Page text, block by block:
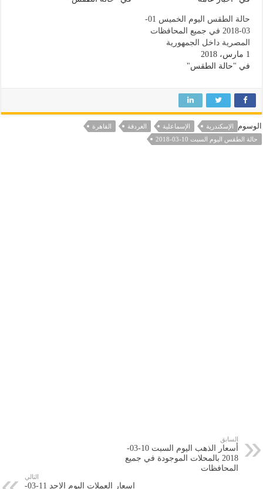
حالة الطقس اليوم الخميس 01-
03-2018 في جميع المحافظات
المصرية داخل الجمهورية
1 مارس، 2018
في "حالة الطقس"
الوسوم الإسكندرية الإسماعلية الغردقة
القاهرة
حالة الطقس اليوم السبت 10-03-2018
السابق
أسعار الذهب اليوم السبت 10-03-
2018 بالمحلات الموجودة في جميع
المحافظات
التالي
اسعار العملات اليوم الاحد 11-03-